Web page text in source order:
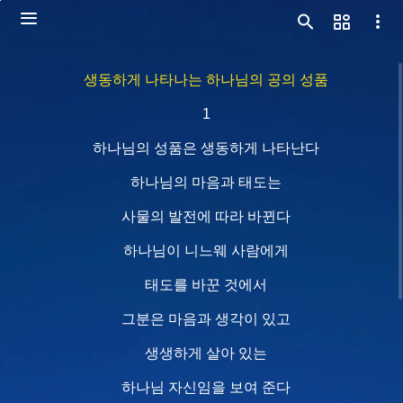
생동하게 나타나는 하나님의 공의 성품
1
하나님의 성품은 생동하게 나타난다
하나님의 마음과 태도는
사물의 발전에 따라 바뀐다
하나님이 니느웨 사람에게
태도를 바꾼 것에서
그분은 마음과 생각이 있고
생생하게 살아 있는
하나님 자신임을 보여 준다